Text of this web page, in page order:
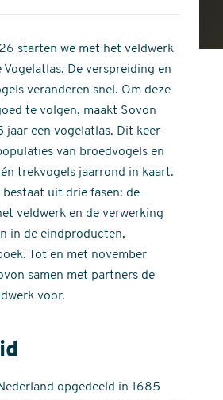
starten we met het veldwerk
Vogelatlas. De verspreiding en
veranderen snel. Om deze
te volgen, maakt Sovon
jaar een vogelatlas. Dit keer
van broedvogels en
trekvogels jaarrond in kaart.
uit drie fasen: de
veldwerk en de verwerking
in de eindproducten,
Tot en met november
samen met partners de
voor.
opgedeeld in 1685